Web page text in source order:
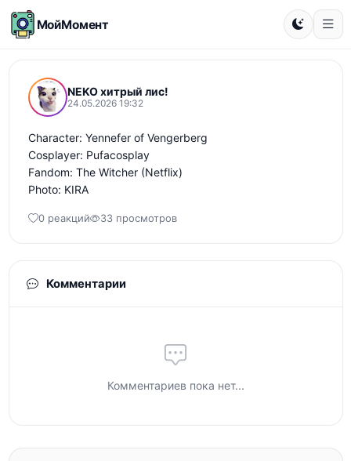
МойМомент
NEKO хитрый лис!
24.05.2026 19:32
Character: Yennefer of Vengerberg
Cosplayer: Pufacosplay
Fandom: The Witcher (Netflix)
Photo: KIRA
0 реакций 33 просмотров
Комментарии
Комментариев пока нет...